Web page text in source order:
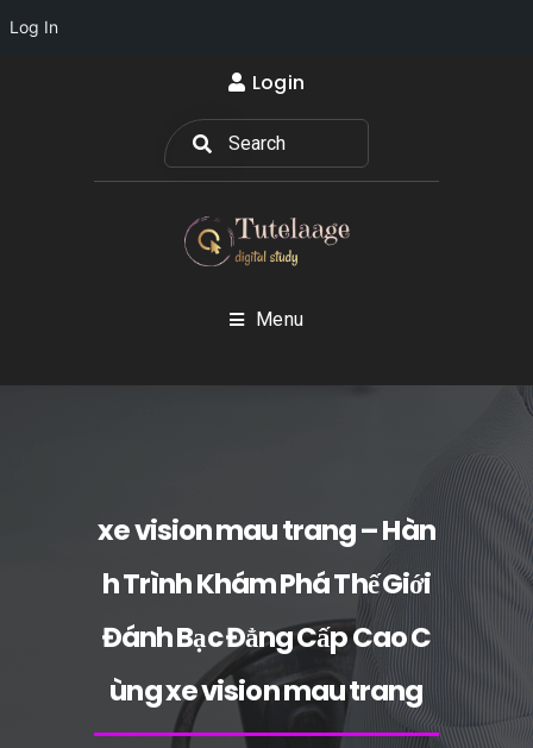
Log In
Login
Menu
xe vision mau trang – Hàn
h Trình Khám Phá Thế Giới
Đánh Bạc Đẳng Cấp Cao C
ùng xe vision mau trang